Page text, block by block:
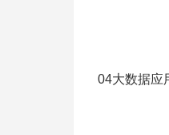
04大数据应